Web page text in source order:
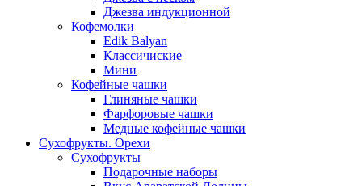
Джезва индукционной
Кофемолки
Edik Balyan
Классичиские
Мини
Кофейные чашки
Глиняные чашки
Фарфоровые чашки
Медные кофейные чашки
Сухофрукты. Орехи
Сухофрукты
Подарочные наборы